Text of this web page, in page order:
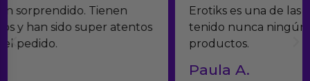
Erotiks es una de las que más me gustan. No he
tenido nunca ningún problema con los
productos.